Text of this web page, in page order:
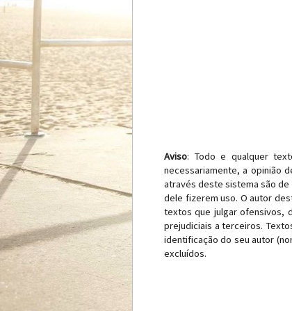
Aviso: Todo e qualquer
necessariamente, a opinião
através deste sistema são
dele fizerem uso. O autor
textos que julgar ofensivos,
prejudiciais a terceiros.
identificação do seu autor
excluídos.